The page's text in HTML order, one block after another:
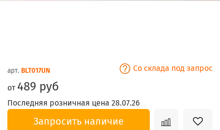
арт. BLT017UN Со склада под запрос
от 489 руб
Последняя розничная цена 28.07.26
Запросить наличие